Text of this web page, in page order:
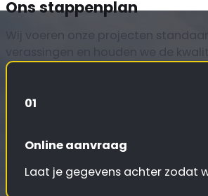
Ons stappenplan
Wij voeren onze projecten
verassingen en houden we de
01
Online aanvraag
Laat je gegevens achter zodat